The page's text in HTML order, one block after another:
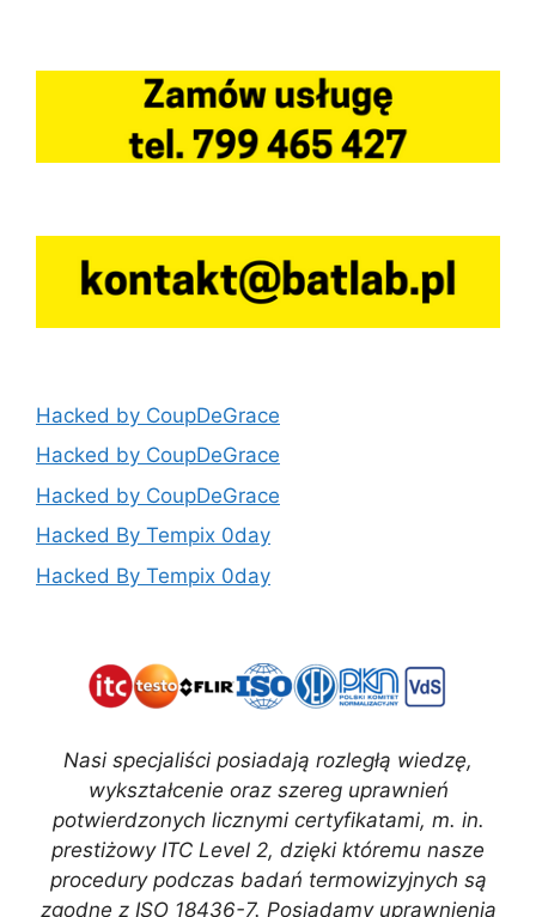
Hacked by CoupDeGrace
Hacked by CoupDeGrace
Hacked by CoupDeGrace
Hacked By Tempix 0day
Hacked By Tempix 0day
Nasi specjaliści posiadają rozległą wiedzę,
wykształcenie oraz szereg uprawnień
potwierdzonych licznymi certyfikatami, m. in.
prestiżowy ITC Level 2, dzięki któremu nasze
procedury podczas badań termowizyjnych są
zgodne z ISO 18436-7. Posiadamy uprawnienia